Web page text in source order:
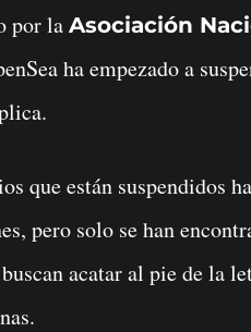
por la Asociación
ha empezado a
que están suspendidos
pero solo se han
acatar al pie de la